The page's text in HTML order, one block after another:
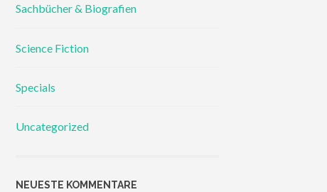
Sachbücher & Biografien
Science Fiction
Specials
Uncategorized
NEUESTE KOMMENTARE